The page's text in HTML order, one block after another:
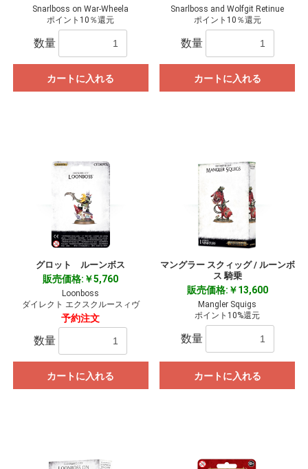
Snarlboss on War-Wheela
ポイント10％還元
数量
カートに入れる
Snarlboss and Wolfgit Retinue
ポイント10％還元
数量
カートに入れる
グロット ルーンボス
販売価格:￥5,760
Loonboss
ダイレクト エクスクルースィヴ
予約注文
数量
カートに入れる
マングラー スクィッグ / ルーンボ
ス 騎乗
販売価格:￥13,600
Mangler Squigs
ポイント10%還元
数量
カートに入れる